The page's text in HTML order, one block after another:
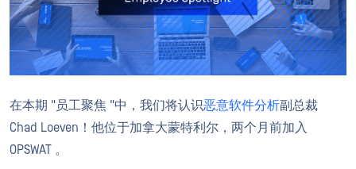
在本期 "员工聚焦 "中，我们将认识恶意软件分析副总裁
Chad Loeven！他位于加拿大蒙特利尔，两个月前加入
OPSWAT 。